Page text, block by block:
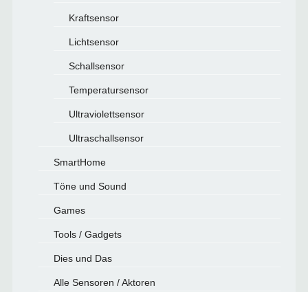
Kraftsensor
Lichtsensor
Schallsensor
Temperatursensor
Ultraviolettsensor
Ultraschallsensor
SmartHome
Töne und Sound
Games
Tools / Gadgets
Dies und Das
Alle Sensoren / Aktoren